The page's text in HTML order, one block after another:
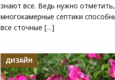
знают все. Ведь нужно
многокамерные септики
все сточные […]
ДИЗАЙН